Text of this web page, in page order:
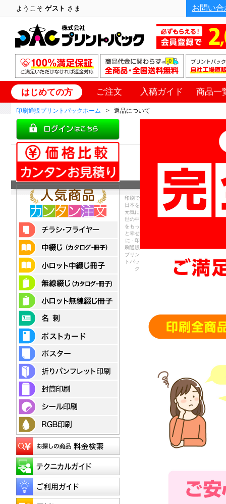
ようこそゲスト さま お問い合
はじめての方 ご注文 入稿ガイド 商品一
印刷通販プリントパックホーム 返品について
印刷で
日本を
元気に
世の中
をもっ
と幸せ
に - 印
刷通販
プリン
トパッ
ク